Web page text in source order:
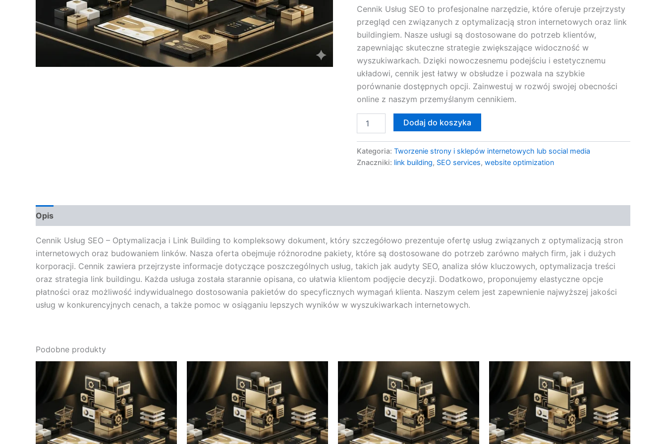
Cennik Usług SEO to profesjonalne narzędzie, które oferuje przejrzysty
przegląd cen związanych z optymalizacją stron internetowych oraz link
buildingiem. Nasze usługi są dostosowane do potrzeb klientów,
zapewniając skuteczne strategie zwiększające widoczność w
wyszukiwarkach. Dzięki nowoczesnemu podejściu i estetycznemu
układowi, cennik jest łatwy w obsłudze i pozwala na szybkie
porównanie dostępnych opcji. Zainwestuj w rozwój swojej obecności
online z naszym przemyślanym cennikiem.
Dodaj do koszyka
Kategoria: Tworzenie strony i sklepów internetowych lub social media
Znaczniki: link building, SEO services, website optimization
Opis
Cennik Usług SEO – Optymalizacja i Link Building to kompleksowy dokument, który szczegółowo prezentuje ofertę usług związanych z optymalizacją stron
internetowych oraz budowaniem linków. Nasza oferta obejmuje różnorodne pakiety, które są dostosowane do potrzeb zarówno małych firm, jak i dużych
korporacji. Cennik zawiera przejrzyste informacje dotyczące poszczególnych usług, takich jak audyty SEO, analiza słów kluczowych, optymalizacja treści
oraz strategia link buildingu. Każda usługa została starannie opisana, co ułatwia klientom podjęcie decyzji. Dodatkowo, proponujemy elastyczne opcje
płatności oraz możliwość indywidualnego dostosowania pakietów do specyficznych wymagań klienta. Naszym celem jest zapewnienie najwyższej jakości
usług w konkurencyjnych cenach, a także pomoc w osiąganiu lepszych wyników w wyszukiwarkach internetowych.
Podobne produkty